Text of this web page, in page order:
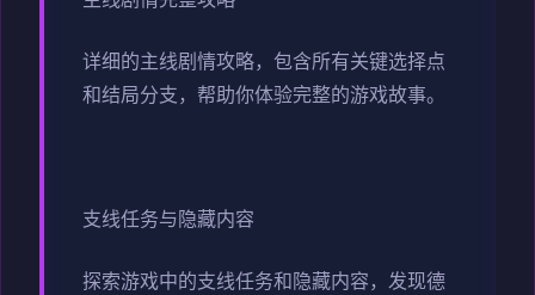
详细的主线剧情攻略，包含所有关键选择点
和结局分支，帮助你体验完整的游戏故事。
支线任务与隐藏内容
探索游戏中的支线任务和隐藏内容，发现德